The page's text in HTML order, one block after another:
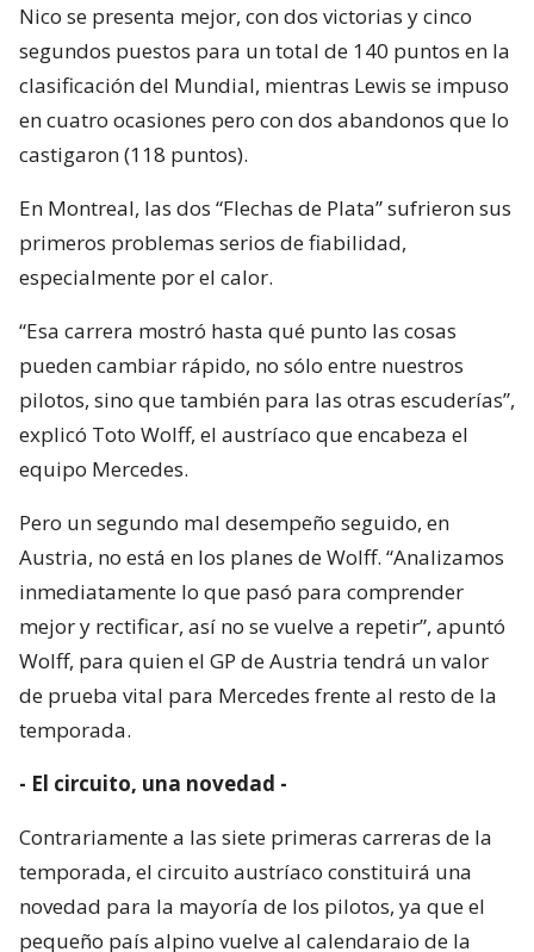
Nico se presenta mejor, con dos victorias y cinco
segundos puestos para un total de 140 puntos en la
clasificación del Mundial, mientras Lewis se impuso
en cuatro ocasiones pero con dos abandonos que lo
castigaron (118 puntos).
En Montreal, las dos “Flechas de Plata” sufrieron sus
primeros problemas serios de fiabilidad,
especialmente por el calor.
“Esa carrera mostró hasta qué punto las cosas
pueden cambiar rápido, no sólo entre nuestros
pilotos, sino que también para las otras escuderías”,
explicó Toto Wolff, el austríaco que encabeza el
equipo Mercedes.
Pero un segundo mal desempeño seguido, en
Austria, no está en los planes de Wolff. “Analizamos
inmediatamente lo que pasó para comprender
mejor y rectificar, así no se vuelve a repetir”, apuntó
Wolff, para quien el GP de Austria tendrá un valor
de prueba vital para Mercedes frente al resto de la
temporada.
- El circuito, una novedad -
Contrariamente a las siete primeras carreras de la
temporada, el circuito austríaco constituirá una
novedad para la mayoría de los pilotos, ya que el
pequeño país alpino vuelve al calendaraio de la